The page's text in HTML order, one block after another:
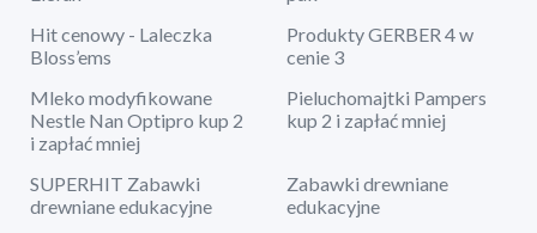
Hit cenowy - Laleczka
Bloss’ems
Produkty GERBER 4 w
cenie 3
Mleko modyfikowane
Nestle Nan Optipro kup 2
i zapłać mniej
Pieluchomajtki Pampers
kup 2 i zapłać mniej
SUPERHIT Zabawki
drewniane edukacyjne
Zabawki drewniane
edukacyjne